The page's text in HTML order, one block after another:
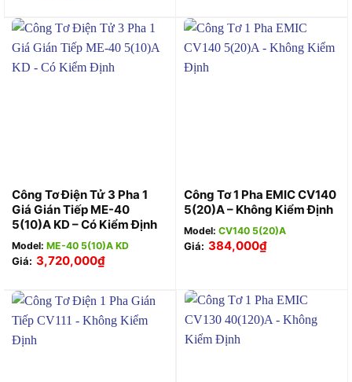
Công Tơ Điện Tử 3 Pha 1
Giá Gián Tiếp ME-40
5(10)A KD – Có Kiểm Định
Model: ME-40 5(10)A KD
Giá: 3,720,000₫
Công Tơ 1 Pha EMIC CV140
5(20)A – Không Kiểm Định
Model: CV140 5(20)A
Giá: 384,000₫